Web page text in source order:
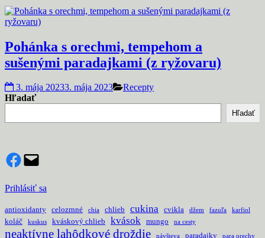
Pohánka s orechmi, tempehom a
sušenými paradajkami (z ryžovaru)
3. mája 20233. mája 2023
Recepty
Hľadať
Hľadať
Facebook
Mail
Prihlásiť sa
antioxidanty celozrnné chia chlieb cukina cvikla džem fazuľa karfiol
koláč kuskus kváskový chlieb kvások mungo na cesty
neaktívne lahôdkové droždie návšteva paradajky para orechy